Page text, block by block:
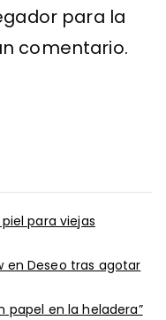
para la
comentario.
para viejas
en Deseo tras agotar
papel en la heladera”